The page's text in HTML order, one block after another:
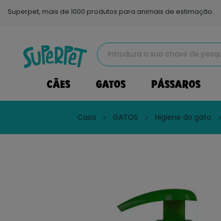
Superpet, mais de 1000 produtos para animais de estimação.
CÃES GATOS PÁSSAROS
Casa GATOS Higiene do gato